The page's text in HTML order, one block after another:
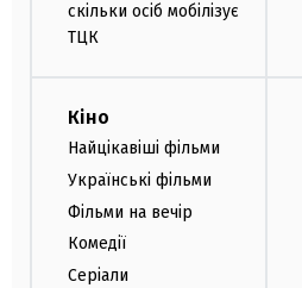
скільки осіб мобілізує
ТЦК
Кіно
Найцікавіші фільми
Українські фільми
Фільми на вечір
Комедії
Серіали